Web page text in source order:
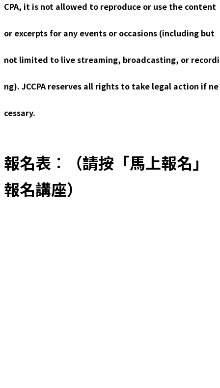
CPA, it is not allowed to reproduce or use the content
or excerpts for any events or occasions (including but
not limited to live streaming, broadcasting, or recordi
ng). JCCPA reserves all rights to take legal action if ne
cessary.
報名表︰（請按「馬上報名」
報名講座）